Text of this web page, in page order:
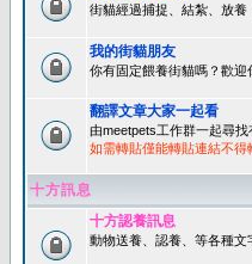
街貓經過捕捉、結紮、放
我的街貓朋友
你有固定餵養街貓嗎？歡
翻譯文章大家一起看
由meetpets工作群一起尋
如需轉貼僅能轉貼連結不得
十方訊息
十方認養訊息
動物送養、認養、等各種文